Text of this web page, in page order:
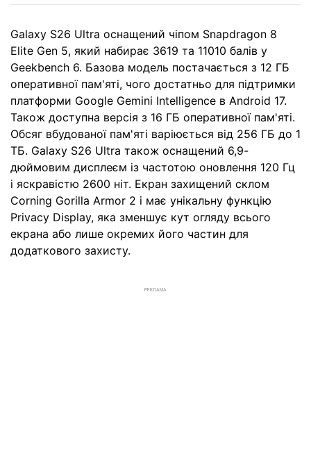
Galaxy S26 Ultra оснащений чіпом Snapdragon 8
Elite Gen 5, який набирає 3619 та 11010 балів у
Geekbench 6. Базова модель постачається з 12 ГБ
оперативної пам'яті, чого достатньо для підтримки
платформи Google Gemini Intelligence в Android 17.
Також доступна версія з 16 ГБ оперативної пам'яті.
Обсяг вбудованої пам'яті варіюється від 256 ГБ до 1
ТБ. Galaxy S26 Ultra також оснащений 6,9-
дюймовим дисплеєм із частотою оновлення 120 Гц
і яскравістю 2600 ніт. Екран захищений склом
Corning Gorilla Armor 2 і має унікальну функцію
Privacy Display, яка зменшує кут огляду всього
екрана або лише окремих його частин для
додаткового захисту.
РЕКЛАМА